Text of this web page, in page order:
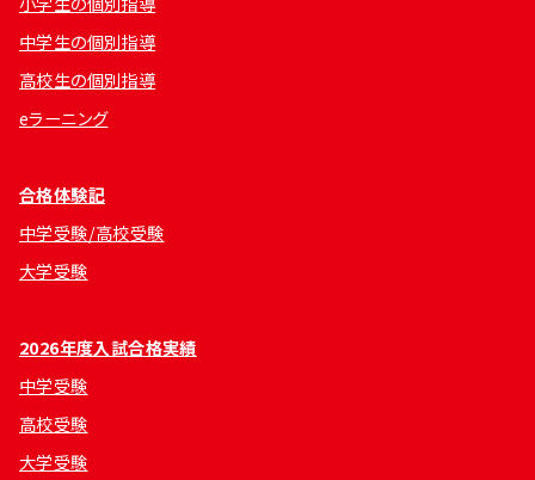
中学生の個別指導
高校生の個別指導
eラーニング
合格体験記
中学受験/高校受験
大学受験
2026年度入試合格実績
中学受験
高校受験
大学受験